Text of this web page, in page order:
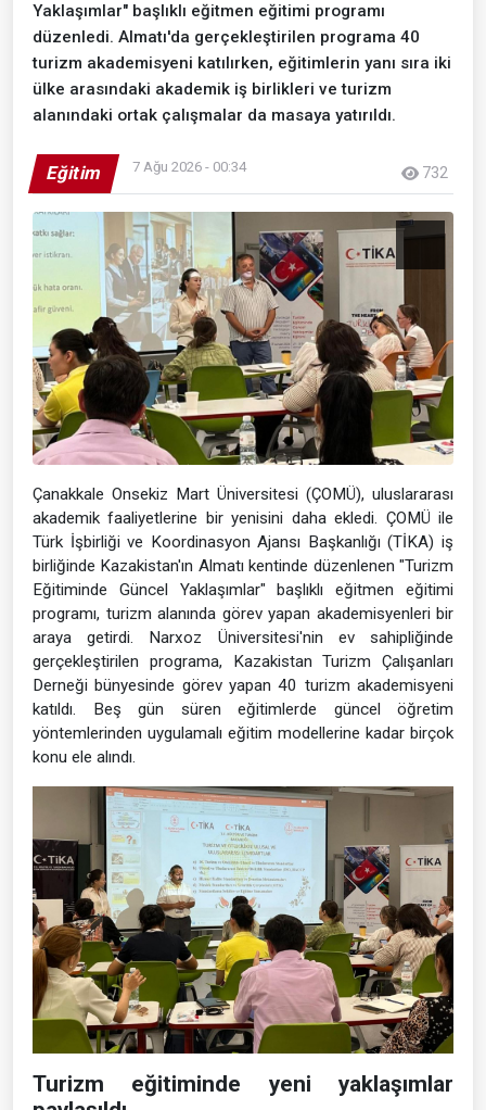
Yaklaşımlar" başlıklı eğitmen eğitimi programı
düzenledi. Almatı'da gerçekleştirilen programa 40
turizm akademisyeni katılırken, eğitimlerin yanı sıra iki
ülke arasındaki akademik iş birlikleri ve turizm
alanındaki ortak çalışmalar da masaya yatırıldı.
Eğitim 7 Ağu 2026 - 00:34 732
Çanakkale Onsekiz Mart Üniversitesi (ÇOMÜ), uluslararası
akademik faaliyetlerine bir yenisini daha ekledi. ÇOMÜ ile
Türk İşbirliği ve Koordinasyon Ajansı Başkanlığı (TİKA) iş
birliğinde Kazakistan'ın Almatı kentinde düzenlenen "Turizm
Eğitiminde Güncel Yaklaşımlar" başlıklı eğitmen eğitimi
programı, turizm alanında görev yapan akademisyenleri bir
araya getirdi. Narxoz Üniversitesi'nin ev sahipliğinde
gerçekleştirilen programa, Kazakistan Turizm Çalışanları
Derneği bünyesinde görev yapan 40 turizm akademisyeni
katıldı. Beş gün süren eğitimlerde güncel öğretim
yöntemlerinden uygulamalı eğitim modellerine kadar birçok
konu ele alındı.
Turizm eğitiminde yeni yaklaşımlar